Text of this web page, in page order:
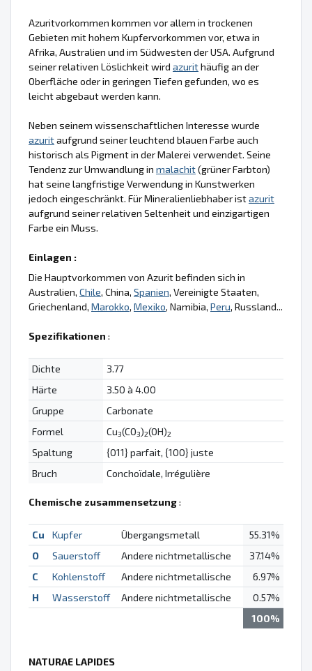
Azuritvorkommen kommen vor allem in trockenen
Gebieten mit hohem Kupfervorkommen vor, etwa in
Afrika, Australien und im Südwesten der USA. Aufgrund
seiner relativen Löslichkeit wird azurithäufig an der
Oberfläche oder in geringen Tiefen gefunden, wo es
leicht abgebaut werden kann.
Neben seinem wissenschaftlichen Interesse wurde
azuritaufgrund seiner leuchtend blauen Farbe auch
historisch als Pigment in der Malerei verwendet. Seine
Tendenz zur Umwandlung in malachit(grüner Farbton)
hat seine langfristige Verwendung in Kunstwerken
jedoch eingeschränkt. Für Mineralienliebhaber istazurit
aufgrund seiner relativen Seltenheit und einzigartigen
Farbe ein Muss.
Einlagen :
Die Hauptvorkommen von Azurit befinden sich in
Australien, Chile, China, Spanien, Vereinigte Staaten,
Griechenland, Marokko, Mexiko, Namibia, Peru, Russland...
Spezifikationen :
Dichte
3.77
Härte
3.50 à 4.00
Gruppe
Carbonate
Formel
Cu3(CO3)2(OH)2
Spaltung
{011} parfait, {100} juste
Bruch
Conchoïdale, Irrégulière
Chemische zusammensetzung:
Cu Kupfer Übergangsmetall
55.31%
O
Sauerstoff Andere nichtmetallische
37.14%
C
Kohlenstoff Andere nichtmetallische
6.97%
H
Wasserstoff Andere nichtmetallische
0.57%
100%
NATURAE LAPIDES